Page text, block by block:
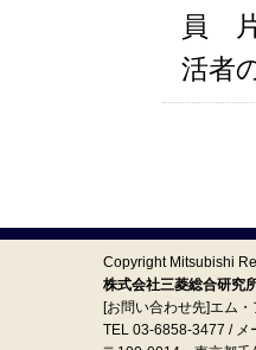
員
活者
Copyright Mitsubishi
株式会社三菱総合研究
[お問い合わせ先]エム
TEL 03-6858-3477 / メ